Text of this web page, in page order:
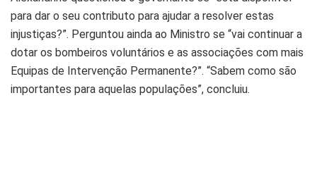
para dar o seu contributo para ajudar a resolver estas
injustiças?”. Perguntou ainda ao Ministro se “vai continuar a
dotar os bombeiros voluntários e as associações com mais
Equipas de Intervenção Permanente?”. “Sabem como são
importantes para aquelas populações”, concluiu.